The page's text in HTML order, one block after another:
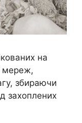
на
мереж,
збираючи
захоплених